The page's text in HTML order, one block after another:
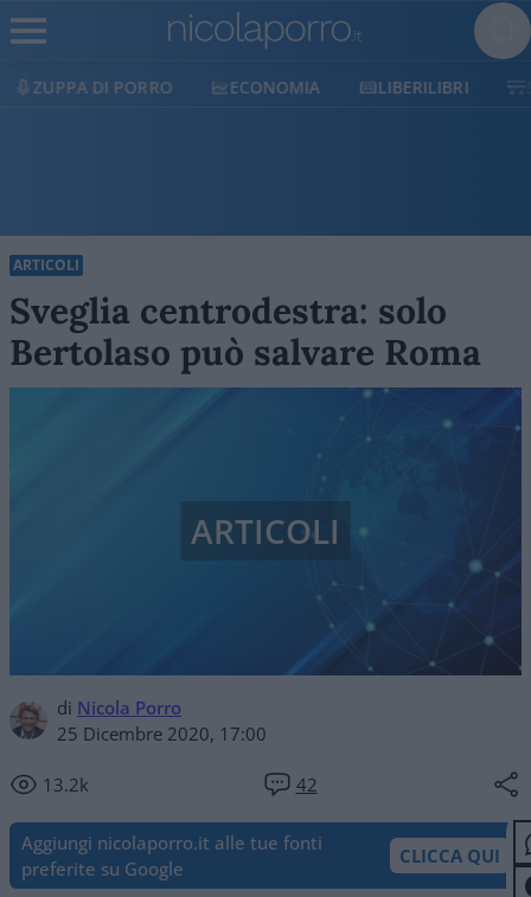
ECONOMIA LIBERILIBRI SHOP
ARTICOLI
Sveglia centrodestra: solo
Bertolaso può salvare Roma
di Nicola Porro
25 Dicembre 2020, 17:00
13.2k 42
ARTICOLI
Aggiungi nicolaporro.it alle tue fonti
preferite su Google
CLICCA QUI